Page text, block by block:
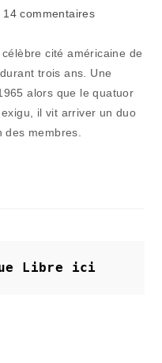
:
14 commentaires
cité américaine de
trois ans. Une
alors que le quatuor
il vit arriver un duo
membres.
Libre ici